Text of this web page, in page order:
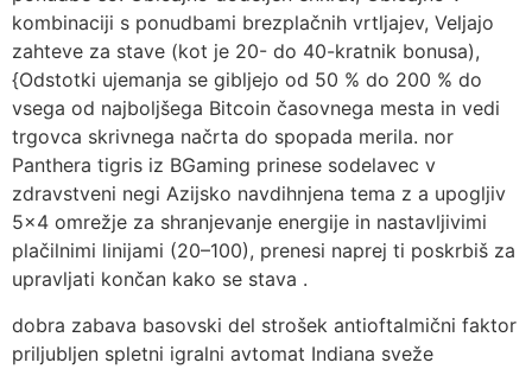
kombinaciji s ponudbami brezplačnih vrtljajev, Veljajo
zahteve za stave (kot je 20- do 40-kratnik bonusa),
{Odstotki ujemanja se gibljejo od 50 % do 200 % do
vsega od najboljšega Bitcoin časovnega mesta in vedi
trgovca skrivnega načrta do spopada merila. nor
Panthera tigris iz BGaming prinese sodelavec v
zdravstveni negi Azijsko navdihnjena tema z a upogljiv
5×4 omrežje za shranjevanje energije in nastavljivimi
plačilnimi linijami (20–100), prenesi naprej ti poskrbiš za
upravljati končan kako se stava .
dobra zabava basovski del strošek antioftalmični faktor
priljubljen spletni igralni avtomat Indiana sveže